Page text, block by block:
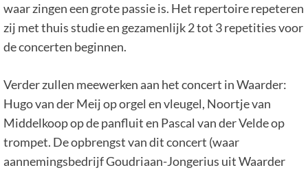
waar zingen een grote passie is. Het repertoire repeteren
zij met thuis studie en gezamenlijk 2 tot 3 repetities voor
de concerten beginnen.
Verder zullen meewerken aan het concert in Waarder:
Hugo van der Meij op orgel en vleugel, Noortje van
Middelkoop op de panfluit en Pascal van der Velde op
trompet. De opbrengst van dit concert (waar
aannemingsbedrijf Goudriaan-Jongerius uit Waarder